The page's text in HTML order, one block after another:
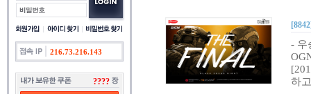
216.73.216.143
????
- 우
하